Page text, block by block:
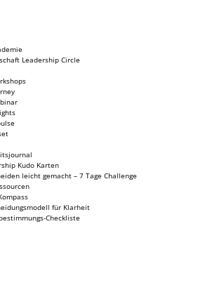
Leadership Circle
Kudo Karten
leicht gemacht – 7 Tage Challenge
für Klarheit
Checkliste